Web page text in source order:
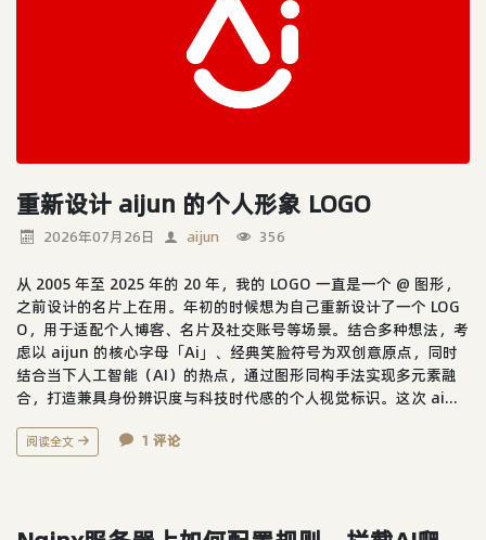
重新设计 aijun 的个人形象 LOGO
2026年07月26日 aijun 356
从 2005 年至 2025 年的 20 年，我的 LOGO 一直是一个 @ 图形，
之前设计的名片上在用。年初的时候想为自己重新设计了一个 LOG
O，用于适配个人博客、名片及社交账号等场景。结合多种想法，考
虑以 aijun 的核心字母「Ai」、经典笑脸符号为双创意原点，同时
结合当下人工智能（AI）的热点，通过图形同构手法实现多元素融
合，打造兼具身份辨识度与科技时代感的个人视觉标识。这次 ai...
阅读全文 1 评论